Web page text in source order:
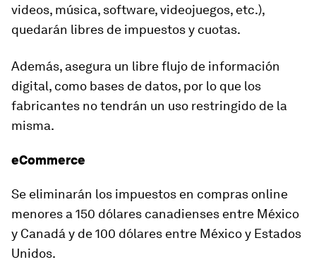
videos, música, software, videojuegos, etc.),
quedarán libres de impuestos y cuotas.
Además, asegura un libre flujo de información
digital, como bases de datos, por lo que los
fabricantes no tendrán un uso restringido de la
misma.
eCommerce
Se eliminarán los impuestos en compras online
menores a 150 dólares canadienses entre México
y Canadá y de 100 dólares entre México y Estados
Unidos.